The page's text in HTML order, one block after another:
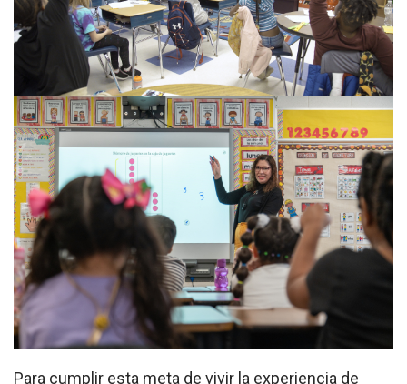
Para cumplir esta meta de vivir la experiencia de